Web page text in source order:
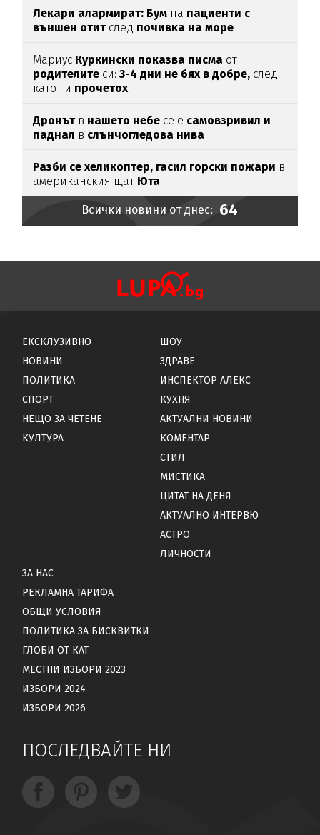
Лекари алармират: Бум на пациенти с
външен отитслед почивка на море
Мариус Куркински показва писма от
родителите си:3-4 дни не бях в добре, след
като ги прочетох
Дронътв нашето небе се е самовзривил и
паднал в слънчогледова нива
Разби се хеликоптер, гасил горски пожари в
американския щат Юта
Всички новини от днес: 64
ЕКСКЛУЗИВНО
НОВИНИ
ПОЛИТИКА
СПОРТ
НЕЩО ЗА ЧЕТЕНЕ
КУЛТУРА
ШОУ
ЗДРАВЕ
ИНСПЕКТОР АЛЕКС
КУХНЯ
АКТУАЛНИ НОВИНИ
КОМЕНТАР
СТИЛ
МИСТИКА
ЦИТАТ НА ДЕНЯ
АКТУАЛНО ИНТЕРВЮ
АСТРО
ЛИЧНОСТИ
ЗА НАС
РЕКЛАМНА ТАРИФА
ОБЩИ УСЛОВИЯ
ПОЛИТИКА ЗА БИСКВИТКИ
ГЛОБИ ОТ КАТ
МЕСТНИ ИЗБОРИ 2023
ИЗБОРИ 2024
ИЗБОРИ 2026
ПОСЛЕДВАЙТЕ НИ